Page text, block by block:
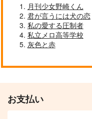
月刊少女野崎くん
君が言うには犬の恋
私の愛する圧制者
私立メロ高等学校
灰色と赤
お支払い